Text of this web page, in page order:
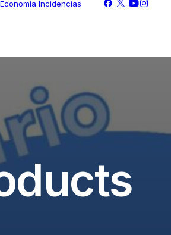
Incidencias
ducts